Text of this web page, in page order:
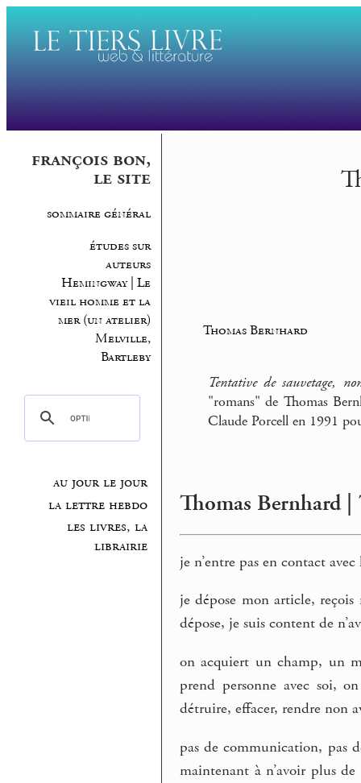
françois bon,
le site
sommaire général
études sur
auteurs
Hemingway | Le
vieil homme et la
mer (un atelier)
Melville,
Bartleby
au jour le jour
la lettre hebdo
les livres, la
librairie
Thomas Bernhard
Tentative de sauvetage,
"romans" de Thomas
Claude Porcell en 1991
Thomas Bernhard |
je n’entre pas en contact
je dépose mon article,
dépose, je suis content de
on acquiert un champ, un
prend personne avec soi,
détruire, effacer, rendre non
pas de communication, pas
maintenant à n’avoir plus